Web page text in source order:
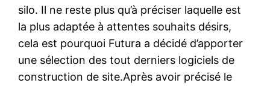
silo. Il ne reste plus qu’à préciser laquelle est
la plus adaptée à attentes souhaits désirs,
cela est pourquoi Futura a décidé d’apporter
une sélection des tout derniers logiciels de
construction de site.Après avoir précisé le